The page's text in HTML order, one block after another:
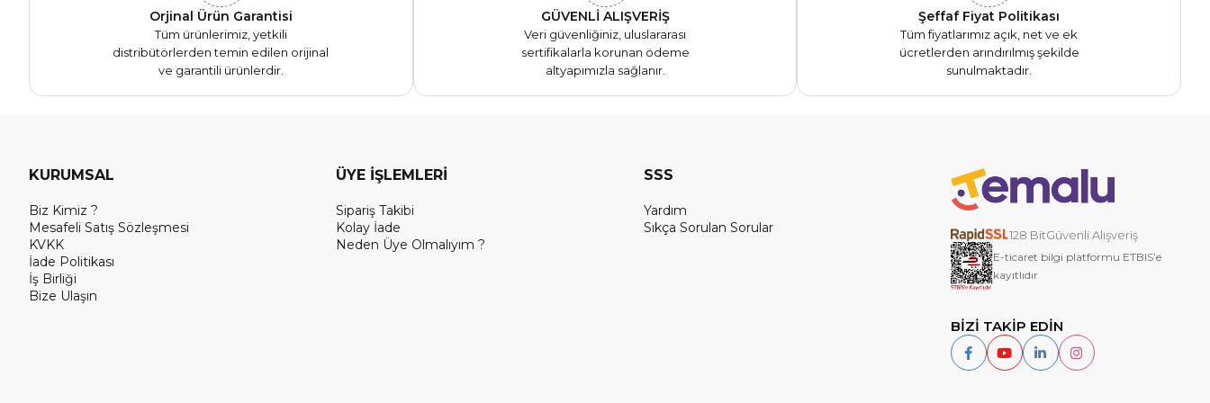
Orjinal Ürün Garantisi
Tüm ürünlerimiz, yetkili
distribütörlerden temin edilen orijinal
ve garantili ürünlerdir.
GÜVENLİ ALIŞVERİŞ
Veri güvenliğiniz, uluslararası
sertifikalarla korunan ödeme
altyapımızla sağlanır.
Şeffaf Fiyat Politikası
Tüm fiyatlarımız açık, net ve ek
ücretlerden arındırılmış şekilde
sunulmaktadır.
KURUMSAL
Biz Kimiz ?
Mesafeli Satış Sözleşmesi
KVKK
İade Politikası
İş Birliği
Bize Ulaşın
ÜYE İŞLEMLERİ
Sipariş Takibi
Kolay İade
Neden Üye Olmalıyım ?
SSS
Yardım
Sıkça Sorulan Sorular
128 BitGüvenli Alışveriş
E-ticaret bilgi platformu ETBIS’e
kayıtlıdır
BİZİ TAKİP EDİN